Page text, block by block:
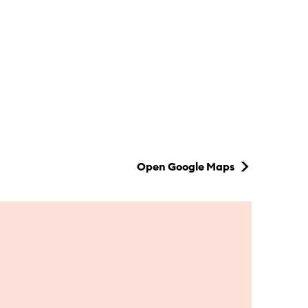
Open Google Maps